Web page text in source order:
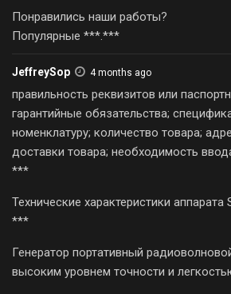
Понравились наши работы?
Популярные ***.***
JeffreySop 4 months ago
правильность реквизитов или
гарантийные обязательства;
номенклатуру; количество товара;
доставки товара; необходимость
***
Технические характеристики аппарата
***
Генератор портативный
высоким уровнем точности и